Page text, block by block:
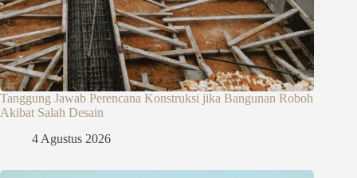
Tanggung Jawab Perencana Konstruksi jika Bangunan Roboh
Akibat Salah Desain
4 Agustus 2026